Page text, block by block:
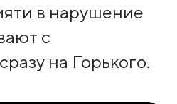
в нарушение
с
на Горького.